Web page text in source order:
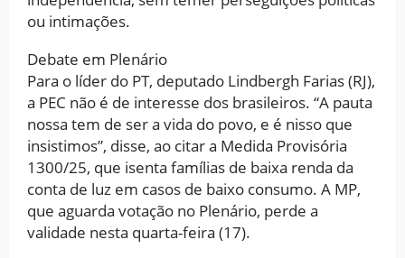
ou intimações.
Debate em Plenário
Para o líder do PT, deputado Lindbergh Farias (RJ),
a PEC não é de interesse dos brasileiros. “A pauta
nossa tem de ser a vida do povo, e é nisso que
insistimos”, disse, ao citar a Medida Provisória
1300/25, que isenta famílias de baixa renda da
conta de luz em casos de baixo consumo. A MP,
que aguarda votação no Plenário, perde a
validade nesta quarta-feira (17).